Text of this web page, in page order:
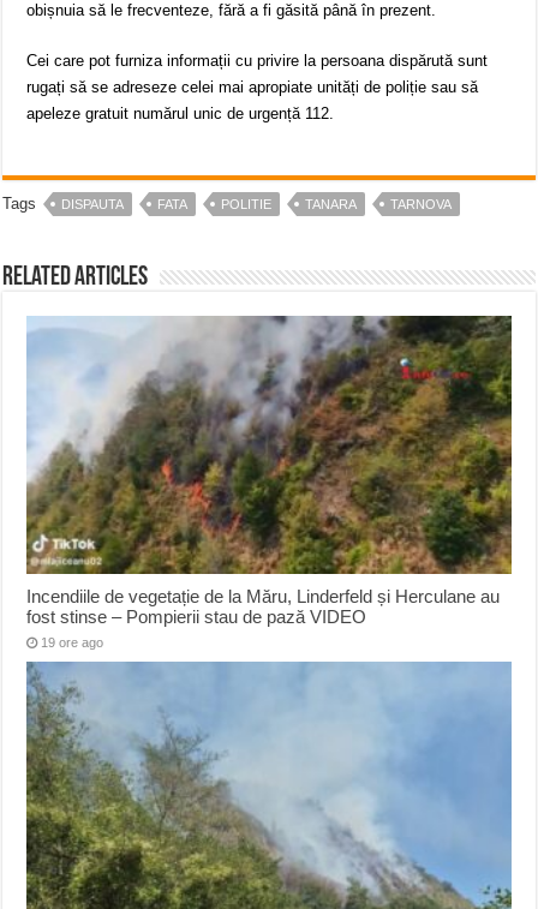
obișnuia să le frecventeze, fără a fi găsită până în prezent.
Cei care pot furniza informații cu privire la persoana dispărută sunt
rugați să se adreseze celei mai apropiate unități de poliție sau să
apeleze gratuit numărul unic de urgență 112.
Tags DISPAUTA FATA POLITIE TANARA TARNOVA
Related Articles
Incendiile de vegetație de la Măru, Linderfeld și Herculane au
fost stinse – Pompierii stau de pază VIDEO
19 ore ago